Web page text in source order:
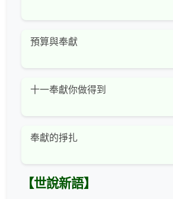
預算與奉獻
十一奉獻你做得到
奉獻的掙扎
【世說新語】